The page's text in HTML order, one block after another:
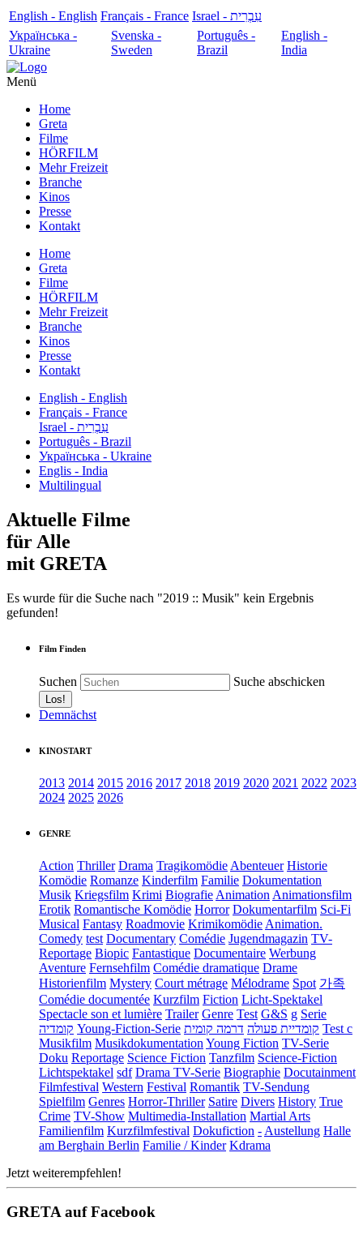
English - English Français - France
עִבְרִית - Israel
Українська -
Ukraine
Svenska -
Sweden
Português -
Brazil
English -
India
Menü
Home
Greta
Filme
HÖRFILM
Mehr Freizeit
Branche
Kinos
Presse
Kontakt
Home
Greta
Filme
HÖRFILM
Mehr Freizeit
Branche
Kinos
Presse
Kontakt
English - English
Français - France
עִבְרִית - Israel
Português - Brazil
Українська - Ukraine
Englis - India
Multilingual
Aktuelle Filme
für Alle
mit GRETA
Es wurde für die Suche nach "2019 :: Musik" kein Ergebnis
gefunden!
Film Finden
Suchen Suche abschicken
Demnächst
KINOSTART
2013 2014 2015 2016 2017 2018 2019 2020 2021 2022 2023
2024 2025 2026
GENRE
Action Thriller Drama Tragikomödie Abenteuer Historie
Komödie Romanze Kinderfilm Familie Dokumentation
Musik Kriegsfilm Krimi Biografie Animation Animationsfilm
Erotik Romantische Komödie Horror Dokumentarfilm Sci-Fi
Musical Fantasy Roadmovie Krimikomödie Animation.
Comedy test Documentary Comédie Jugendmagazin TV-
Reportage Biopic Fantastique Documentaire Werbung
Aventure Fernsehfilm Comédie dramatique Drame
Historienfilm Mystery Court métrage Mélodrame Spot 가족
Comédie documentée Kurzfilm Fiction Licht-Spektakel
Spectacle son et lumière Trailer Genre Test G&S g Serie
קומדיה Young-Fiction-Serie קומדיית פעולה דרמה קומית
Test c
Musikfilm Musikdokumentation Young Fiction TV-Serie
Doku Reportage Science Fiction Tanzfilm Science-Fiction
Lichtspektakel sdf Drama TV-Serie Biographie Docutainment
Filmfestival Western Festival Romantik TV-Sendung
Spielfilm Genres Horror-Thriller Satire Divers History True
Crime TV-Show Multimedia-Installation Martial Arts
Familienfilm Kurzfilmfestival Dokufiction - Austellung Halle
am Berghain Berlin Familie / Kinder Kdrama
Jetzt weiterempfehlen!
GRETA auf Facebook